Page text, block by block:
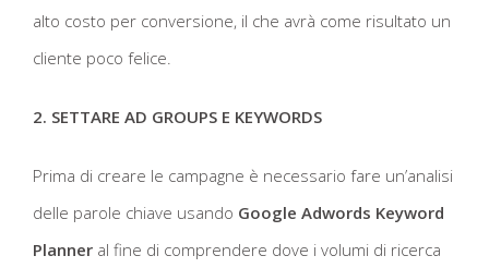
alto costo per conversione, il che avrà come risultato un
cliente poco felice.
2. SETTARE AD GROUPS E KEYWORDS
Prima di creare le campagne è necessario fare un’analisi
delle parole chiave usando Google Adwords Keyword
Planner al fine di comprendere dove i volumi di ricerca